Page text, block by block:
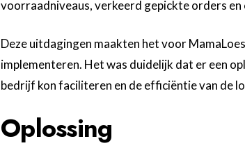
voorraadniveaus, verkeerd gepickte orders
Deze uitdagingen maakten het voor
implementeren. Het was duidelijk dat er een
bedrijf kon faciliteren en de efficiëntie van de
Oplossing